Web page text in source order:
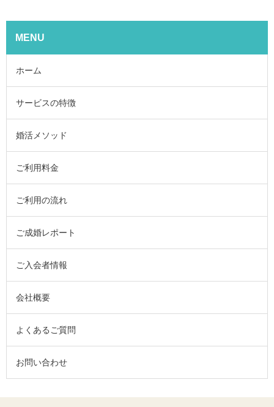
MENU
ホーム
サービスの特徴
婚活メソッド
ご利用料金
ご利用の流れ
ご成婚レポート
ご入会者情報
会社概要
よくあるご質問
お問い合わせ